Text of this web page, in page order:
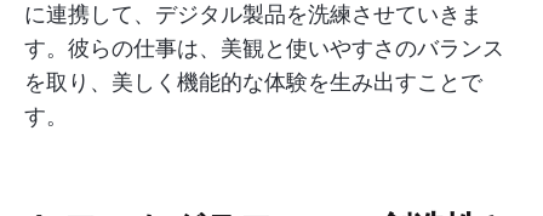
に連携して、デジタル製品を洗練させていきま
す。彼らの仕事は、美観と使いやすさのバランス
を取り、美しく機能的な体験を生み出すことで
す。